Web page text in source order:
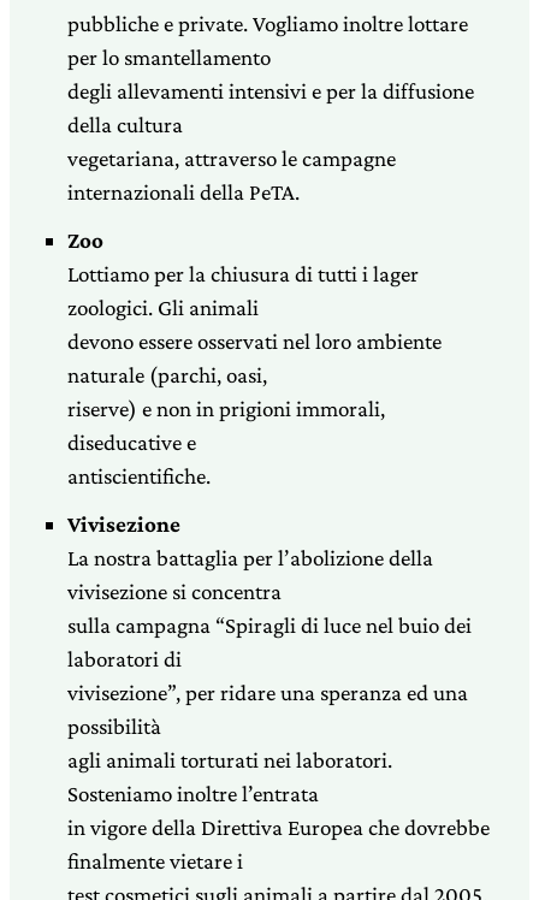
pubbliche e private. Vogliamo inoltre lottare
per lo smantellamento
degli allevamenti intensivi e per la diffusione
della cultura
vegetariana, attraverso le campagne
internazionali della PeTA.
Zoo
Lottiamo per la chiusura di tutti i lager
zoologici. Gli animali
devono essere osservati nel loro ambiente
naturale (parchi, oasi,
riserve) e non in prigioni immorali,
diseducative e
antiscientifiche.
Vivisezione
La nostra battaglia per l’abolizione della
vivisezione si concentra
sulla campagna “Spiragli di luce nel buio dei
laboratori di
vivisezione”, per ridare una speranza ed una
possibilità
agli animali torturati nei laboratori.
Sosteniamo inoltre l’entrata
in vigore della Direttiva Europea che dovrebbe
finalmente vietare i
test cosmetici sugli animali a partire dal 2005.